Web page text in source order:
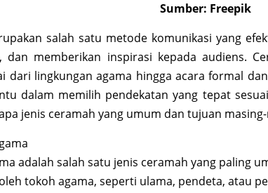
Sumber: Freepik
salah satu metode komunikasi yang
dan memberikan inspirasi kepada audiens.
dari lingkungan agama hingga acara formal
dalam memilih pendekatan yang tepat
jenis ceramah yang umum dan tujuan
adalah salah satu jenis ceramah yang paling
tokoh agama, seperti ulama, pendeta, atau